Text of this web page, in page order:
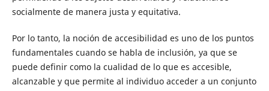
socialmente de manera justa y equitativa.
Por lo tanto, la noción de accesibilidad es uno de los puntos
fundamentales cuando se habla de inclusión, ya que se
puede definir como la cualidad de lo que es accesible,
alcanzable y que permite al individuo acceder a un conjunto